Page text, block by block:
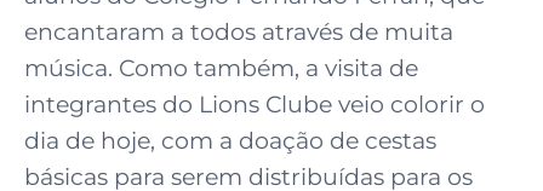
encantaram a todos através de muita
música. Como também, a visita de
integrantes do Lions Clube veio colorir o
dia de hoje, com a doação de cestas
básicas para serem distribuídas para os